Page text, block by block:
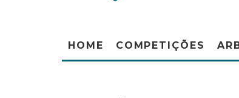
HOME COMPETIÇÕES